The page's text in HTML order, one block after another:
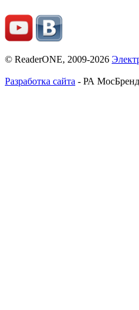
© ReaderONE, 2009-2026
Разработка сайта - РА